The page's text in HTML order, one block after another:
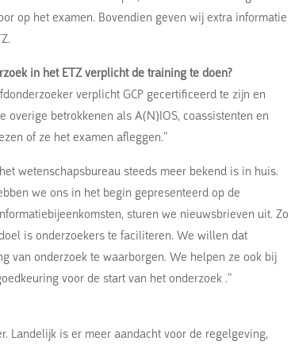
op het examen. Bovendien geven wij extra informatie
in het ETZ verplicht de training te doen?
verplicht GCP gecertificeerd te zijn en
overige betrokkenen als A(N)IOS, coassistenten en
of ze het examen afleggen.”
wetenschapsbureau steeds meer bekend is in huis.
we ons in het begin gepresenteerd op de
sturen we nieuwsbrieven uit. Zo
is onderzoekers te faciliteren. We willen dat
van onderzoek te waarborgen. We helpen ze ook bij
voor de start van het onderzoek .”
Landelijk is er meer aandacht voor de regelgeving,